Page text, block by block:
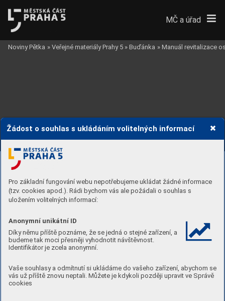
Žádost o souhlas s ukládáním volitelných informací
Pro základní fungování webu nepotřebujeme ukládat žádné informace
(tzv. cookies apod.). Rádi bychom vás ale požádali o souhlas s
uložením volitelných informací:
Anonymní unikátní ID
Díky němu příště poznáme, že se jedná o stejné zařízení, a
budeme tak moci přesněji vyhodnotit návštěvnost.
Identifikátor je zcela anonymní.
Vaše souhlasy a odmítnutí si ukládáme do vašeho zařízení, abychom se
vás už příště znovu neptali. Můžete je kdykoli později upravit ve Správě
cookies
MČ a úřad
Noviny Pětka » Veřejné materiály Prahy 5 » Buďánka » Manuál revitalizace